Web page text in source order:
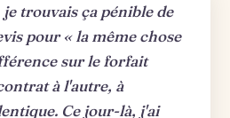
je trouvais ça pénible de
pour « la même chose
sur le forfait
à l'autre, à
Ce jour-là, j'ai